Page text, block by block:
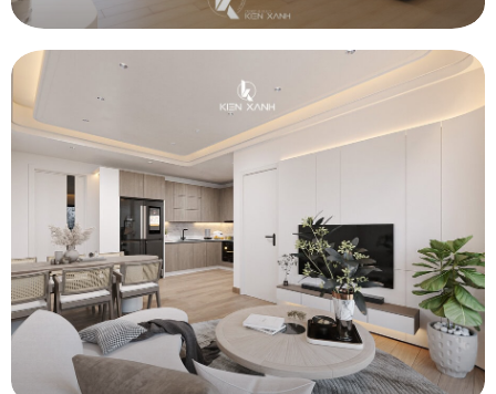
CẢI TẠO NỘI THẤT CĂN HỘ VŨNG TÀU CENTRE POINT